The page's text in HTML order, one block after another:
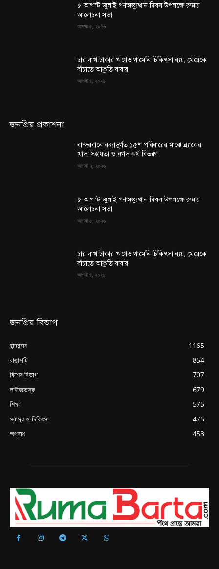
৫ আগস্ট জুলাই গণঅভ্যুত্থান দিবস উপলক্ষে রুমায়
আলোচনা সভা
আগস্ট ৫, ২০২৬
চার লাখ টাকার ঋণেও থামেনি চিকিৎসা ব্যয়, মেয়েকে
বাঁচাতে আকুতি বাবার
আগস্ট ৪, ২০২৬
জনপ্রিয় প্রকাশনা
বান্দরবানে বন্যাদুর্গত ১৫শ পরিবারের মাঝে ব্র্যাকের
খাদ্য সহায়তা ও নগদ অর্থ বিতরণ
আগস্ট ৭, ২০২৬
৫ আগস্ট জুলাই গণঅভ্যুত্থান দিবস উপলক্ষে রুমায়
আলোচনা সভা
আগস্ট ৫, ২০২৬
চার লাখ টাকার ঋণেও থামেনি চিকিৎসা ব্যয়, মেয়েকে
বাঁচাতে আকুতি বাবার
আগস্ট ৪, ২০২৬
জনপ্রিয় বিভাগ
বান্দরবান
1165
রাঙামাটি
854
বিশেষ বিভাগ
707
লাইফডেস্ক
679
শিক্ষা
575
স্বাস্থ্য ও চিকিৎসা
475
অপরাধ
453